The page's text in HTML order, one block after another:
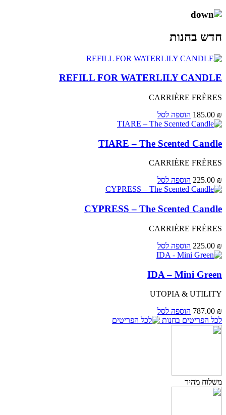
חדש בחנות
REFILL FOR WATERLILY CANDLE
CARRIÈRE FRÈRES
185.00 ₪ הוספה לסל
TIARE – The Scented Candle
CARRIÈRE FRÈRES
225.00 ₪ הוספה לסל
CYPRESS – The Scented Candle
CARRIÈRE FRÈRES
225.00 ₪ הוספה לסל
IDA – Mini Green
UTOPIA & UTILITY
787.00 ₪
הוספה לסל
לכל הפריטים בחנות
משלוח מהיר